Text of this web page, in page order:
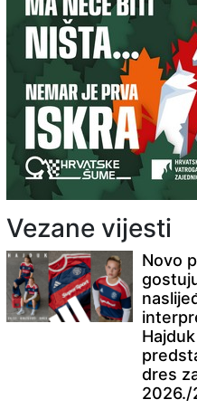
Vezane vijesti
Novo
dres
2026./